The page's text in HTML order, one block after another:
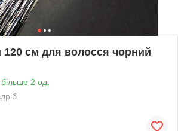
120 см для волосся чорний
2 од.